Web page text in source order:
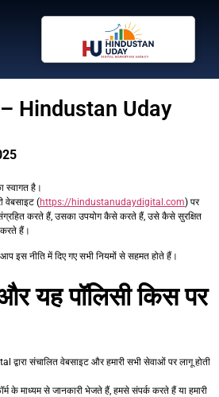
– Hindustan Uday
है।
वेबसाइट (https://hindustanudaydigital.com) पर
संग्रहित करते हैं, उसका उपयोग कैसे करते हैं, उसे कैसे सुरक्षित
करते हैं।
इस नीति में दिए गए सभी नियमों से सहमत होते हैं।
यह पॉलिसी किस पर
संचालित वेबसाइट और हमारी सभी सेवाओं पर लागू होती
के माध्यम से जानकारी भेजते हैं, हमसे संपर्क करते हैं या हमारी